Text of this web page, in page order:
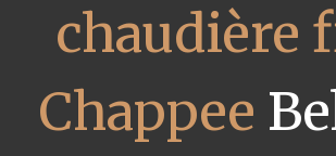
chaudière
Chappee